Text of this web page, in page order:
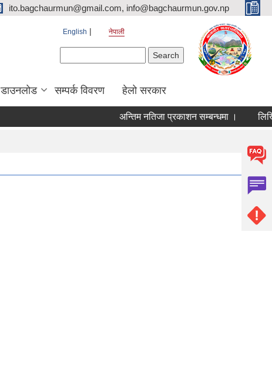
ito.bagchaurmun@gmail.com, info@bagchaurmun.gov.np
English नेपाली
डाउनलोड सम्पर्क विवरण हेलो सरकार
अन्तिम नतिजा प्रकाशन सम्बन्धमा ।